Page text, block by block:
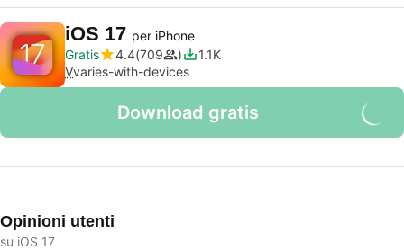
iOS 17 per iPhone
Gratis
4.4 709
1.1K
Vvaries-with-devices
Download gratis
Opinioni utenti
su iOS 17